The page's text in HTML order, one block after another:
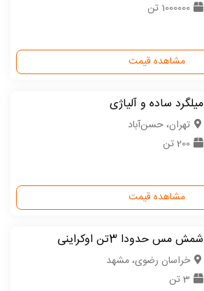
1000000 تن
مشاهده قیمت
میلگرد ساده و آلیاژی
تهران، حسن‌آباد
200 تن
مشاهده قیمت
شمش مس حدودا 3تن اوکراینی
خراسان رضوی، مشهد
3 تن